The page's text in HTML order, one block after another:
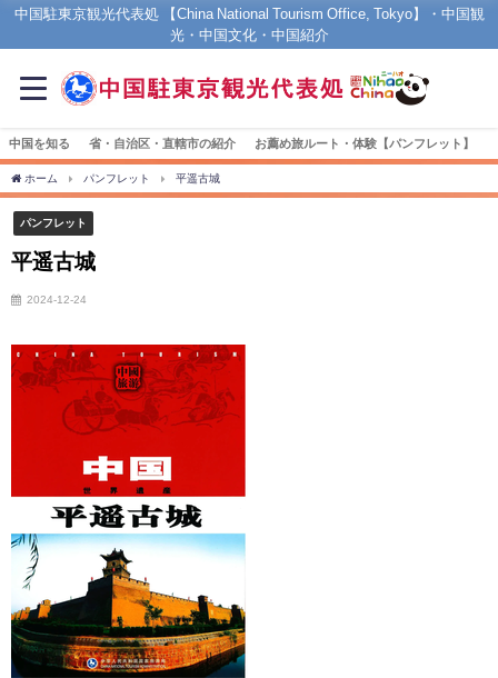
中国駐東京観光代表処 【China National Tourism Office, Tokyo】・中国観
光・中国文化・中国紹介
中国を知る 省・自治区・直轄市の紹介 お薦め旅ルート・体験【パンフレット】
ホーム パンフレット 平遥古城
パンフレット
平遥古城
2024-12-24